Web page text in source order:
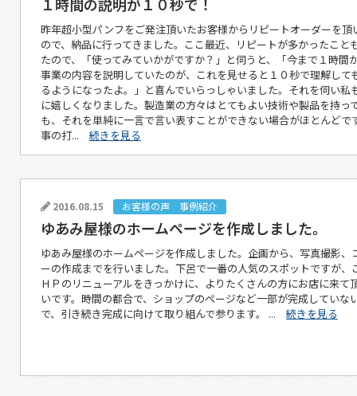
昨年超小型パンフをご発注頂いたお客様からリピートオーダーを頂
ので、納品に行ってきました。ここ最近、リピートが多かったこと
たので、「使ってみていかがですか？」と伺うと、「今まで１時間
事業の内容を説明していたのが、これを見せると１０秒で理解して
るようになったよ。」と喜んでいらっしゃいました。それを伺い私
に嬉しくなりました。製造業の方々はとてもよい技術や製品を持っ
も、それを単純に一言で言い表すことができない場合がほとんどで
事の打... 続きを見る
2016.08.15 お客様の声 事例紹介
ゆあみ屋様のホームページを作成しました。
ゆあみ屋様のホームページを作成しました。企画から、写真撮影、
ーの作成までを行いました。下呂で一番の人気のスポットですが、
ＨＰのリニューアルをきっかけに、よりたくさんの方にお店に来て
いです。時間の都合で、ショップのページなど一部が完成していな
で、引き続き完成に向けて取り組んで参ります。 ... 続きを見る